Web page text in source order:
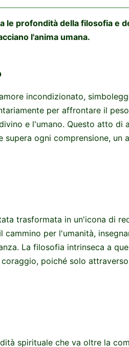
le profondità della filosofia e
l'anima umana.
incondizionato,
per affrontare il
e l'umano. Questo atto di
ogni comprensione, un
trasformata in un'icona di
per l'umanità,
La filosofia intrinseca a
poiché solo
spirituale che va oltre la